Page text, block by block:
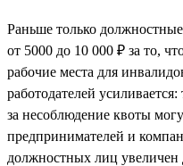
Раньше только
от 5000 до 10 000 ₽ за то,
рабочие места для
работодателей
за несоблюдение квоты
предпринимателей и
должностных лиц увеличен